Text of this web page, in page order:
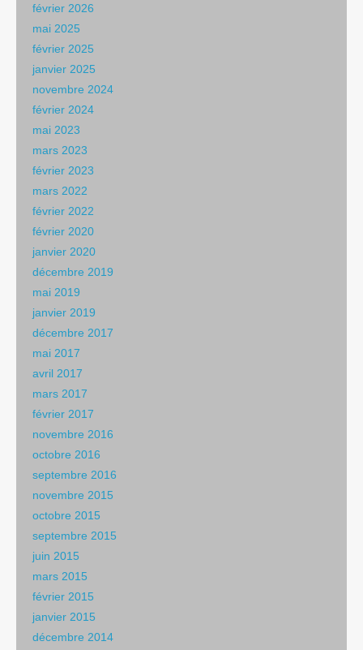
février 2026
mai 2025
février 2025
janvier 2025
novembre 2024
février 2024
mai 2023
mars 2023
février 2023
mars 2022
février 2022
février 2020
janvier 2020
décembre 2019
mai 2019
janvier 2019
décembre 2017
mai 2017
avril 2017
mars 2017
février 2017
novembre 2016
octobre 2016
septembre 2016
novembre 2015
octobre 2015
septembre 2015
juin 2015
mars 2015
février 2015
janvier 2015
décembre 2014